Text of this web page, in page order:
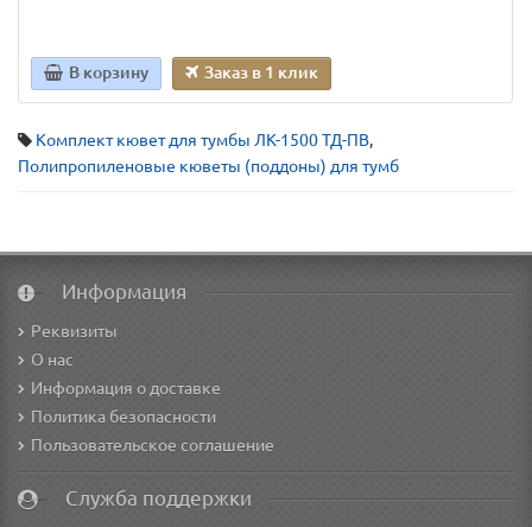
В корзину Заказ в 1 клик
Комплект кювет для тумбы ЛК-1500 ТД-ПВ,
Полипропиленовые кюветы (поддоны) для тумб
Информация
Реквизиты
О нас
Информация о доставке
Политика безопасности
Пользовательское соглашение
Служба поддержки